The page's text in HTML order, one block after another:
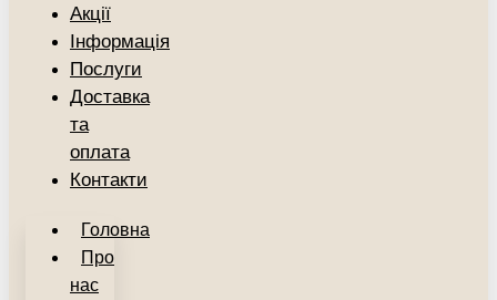
Акції
Інформація
Послуги
Доставка
та
оплата
Контакти
Головна
Про
нас